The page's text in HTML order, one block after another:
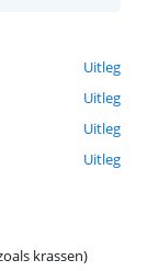
Uitleg
Uitleg
Uitleg
Uitleg
krassen)